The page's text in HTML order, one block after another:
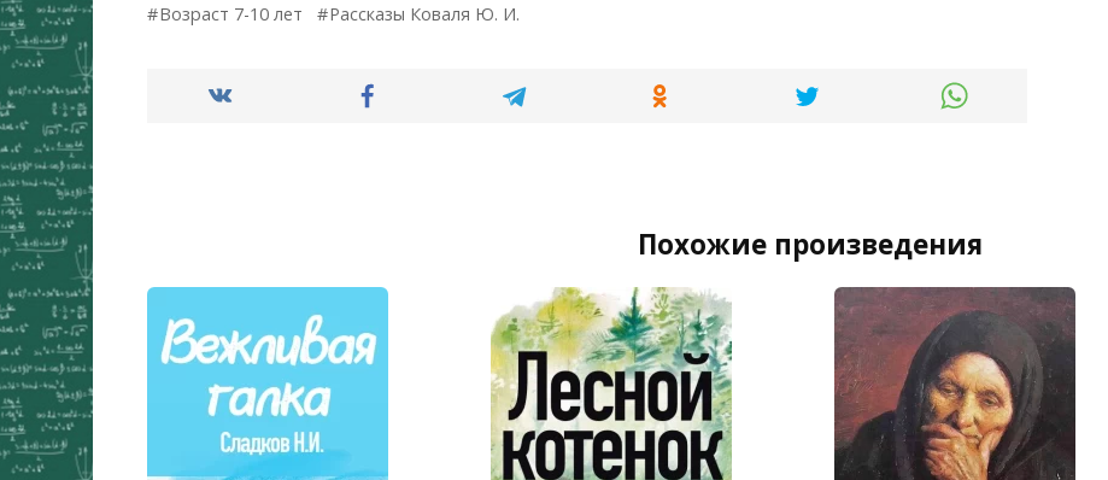
Возраст 7-10 лет Рассказы Коваля Ю. И.
Похожие произведения